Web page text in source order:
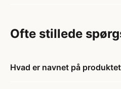
Ofte stillede
Hvad er navnet på